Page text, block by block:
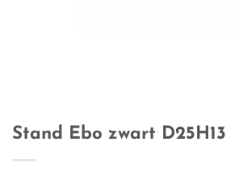
Stand Ebo zwart D25H13